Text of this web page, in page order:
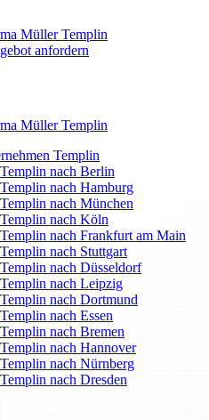
Müller Templin
anfordern
Müller Templin
Templin
nach Berlin
nach Hamburg
nach München
nach Köln
nach Frankfurt am Main
nach Stuttgart
nach Düsseldorf
nach Leipzig
nach Dortmund
nach Essen
nach Bremen
nach Hannover
nach Nürnberg
nach Dresden